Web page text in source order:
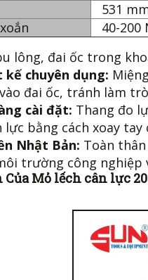
531
40-
lông, đai ốc trong
kế chuyên dụng:
đai ốc, tránh làm
cài đặt: Thang đo
lực bằng cách xoay
Nhật Bản: Toàn
trường công nghiệp
Mỏ lếch cân lực